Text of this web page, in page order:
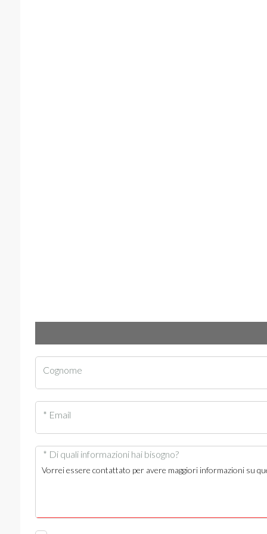
Cognome
* Email
* Di quali informazioni hai bisogno?